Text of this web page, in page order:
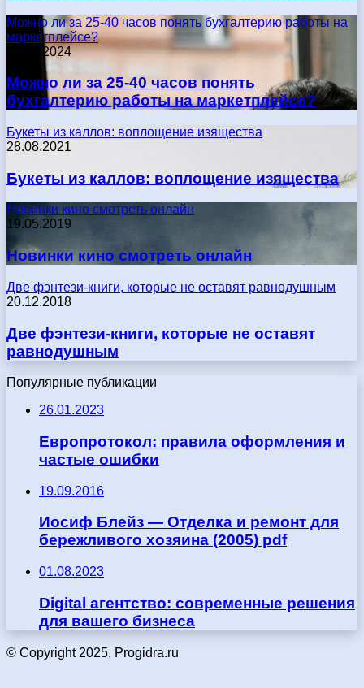
Можно ли за 25-40 часов понять бухгалтерию работы на
маркетплейсе?
17.05.2024
Можно ли за 25-40 часов понять
бухгалтерию работы на маркетплейсе?
Букеты из каллов: воплощение изящества
28.08.2021
Букеты из каллов: воплощение изящества
Новинки кино смотреть онлайн
19.05.2019
Новинки кино смотреть онлайн
Две фэнтези-книги, которые не оставят равнодушным
20.12.2018
Две фэнтези-книги, которые не оставят
равнодушным
Популярные публикации
26.01.2023
Европротокол: правила оформления и
частые ошибки
19.09.2016
Иосиф Блейз — Отделка и ремонт для
бережливого хозяина (2005) pdf
01.08.2023
Digital агентство: современные решения
для вашего бизнеса
© Copyright 2025, Progidra.ru